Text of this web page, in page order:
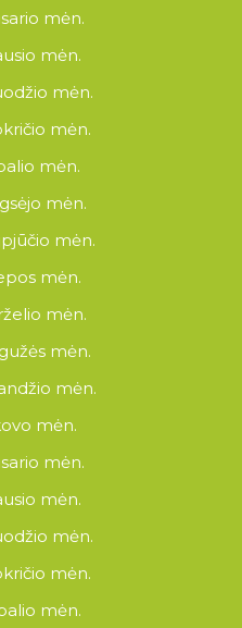
mėn.
mėn.
mėn.
mėn.
mėn.
mėn.
mėn.
mėn.
mėn.
mėn.
mėn.
mėn.
mėn.
mėn.
mėn.
mėn.
mėn.